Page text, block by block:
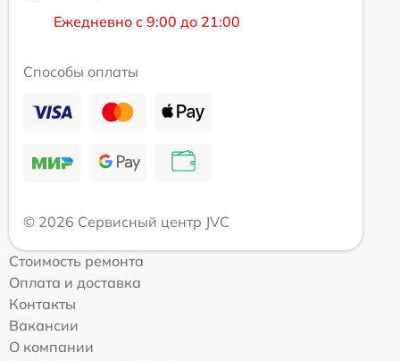
Ежедневно с 9:00 до 21:00
Способы оплаты
© 2026 Сервисный центр JVC
Стоимость ремонта
Оплата и доставка
Контакты
Вакансии
О компании